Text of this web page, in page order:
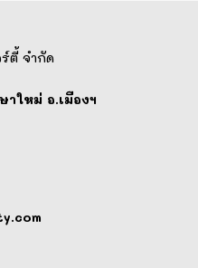
ตี้ จำกัด
ใหม่ อ.เมืองฯ